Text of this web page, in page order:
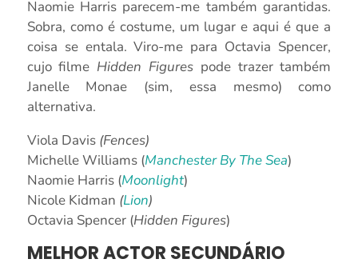
Naomie Harris parecem-me também garantidas.
Sobra, como é costume, um lugar e aqui é que a
coisa se entala. Viro-me para Octavia Spencer,
cujo filme Hidden Figures pode trazer também
Janelle Monae (sim, essa mesmo) como
alternativa.
Viola Davis (Fences)
Michelle Williams (Manchester By The Sea)
Naomie Harris (Moonlight)
Nicole Kidman (Lion)
Octavia Spencer (Hidden Figures)
MELHOR ACTOR SECUNDÁRIO